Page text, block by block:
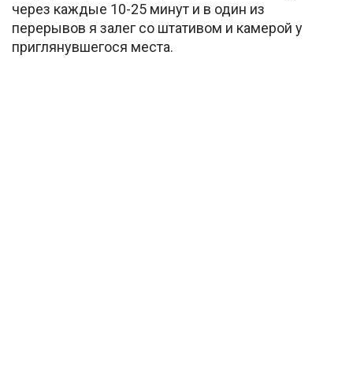
через каждые 10-25 минут и в один из
перерывов я залег со штативом и камерой у
приглянувшегося места.